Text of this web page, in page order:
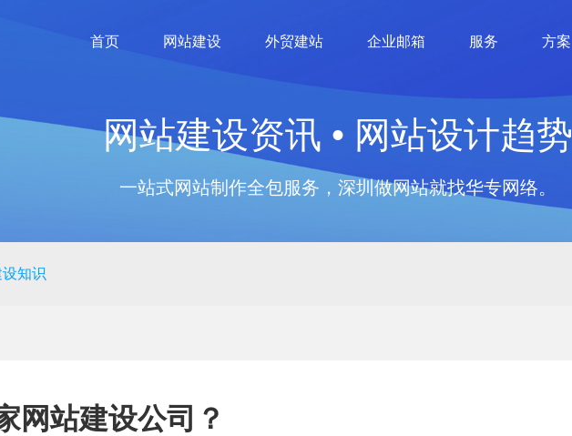
首页 网站建设 外贸建站 企业邮箱 服务 方案
网站建设资讯 • 网站设计趋势
一站式网站制作全包服务，深圳做网站就找华专网络。
知识
网站建设公司？